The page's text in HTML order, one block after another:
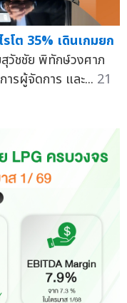
โต 35% เดินเกมยก
วัชชัย พิทักษ์วงศาภ
ารผู้จัดการ และ... 21